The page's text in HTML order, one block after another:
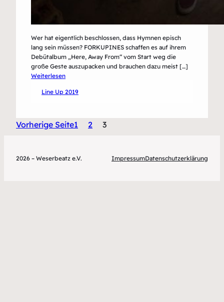
Wer hat eigentlich beschlossen, dass Hymnen episch
lang sein müssen? FORKUPINES schaffen es auf ihrem
Debütalbum „Here, Away From“ vom Start weg die
große Geste auszupacken und brauchen dazu meist […]
Weiterlesen:
Line Up 2019
Vorherige Seite1 2 3
2026 – Weserbeatz e.V. ImpressumDatenschutzerklärung